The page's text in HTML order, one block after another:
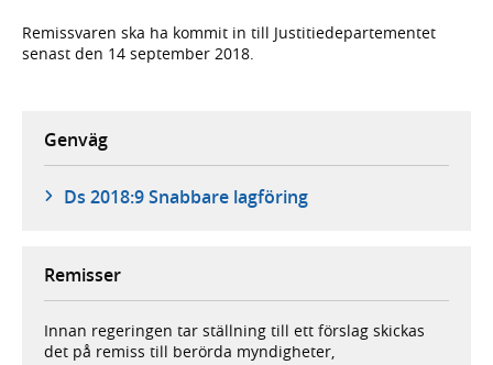
Remissvaren ska ha kommit in till Justitiedepartementet
senast den 14 september 2018.
Genväg
Ds 2018:9 Snabbare lagföring
Remisser
Innan regeringen tar ställning till ett förslag skickas
det på remiss till berörda myndigheter,